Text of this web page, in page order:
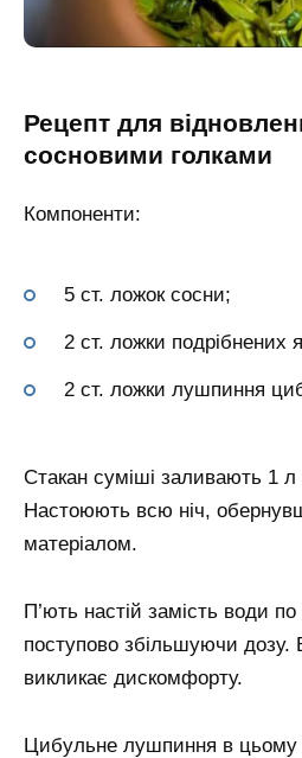
Рецепт для
сосновими голками
Компоненти:
5 ст. ложок сосни;
2 ст. ложки подрібнених
2 ст. ложки лушпиння
Стакан суміші заливають 1 л
Настоюють всю ніч,
матеріалом.
П’ють настій замість води
поступово збільшуючи дозу.
викликає дискомфорту.
Цибульне лушпиння в цьому